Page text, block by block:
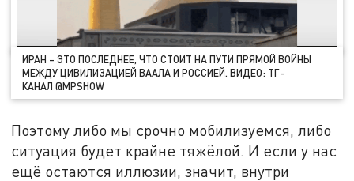
ИРАН – ЭТО ПОСЛЕДНЕЕ, ЧТО СТОИТ НА ПУТИ ПРЯМОЙ ВОЙНЫ
МЕЖДУ ЦИВИЛИЗАЦИЕЙ ВААЛА И РОССИЕЙ. ВИДЕО: ТГ-
КАНАЛ @MPSHOW
Поэтому либо мы срочно мобилизуемся, либо
ситуация будет крайне тяжёлой. И если у нас
ещё остаются иллюзии, значит, внутри